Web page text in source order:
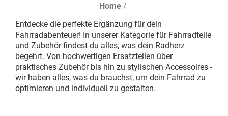
Home /
Entdecke die perfekte Ergänzung für dein
Fahrradabenteuer! In unserer Kategorie für Fahrradteile
und Zubehör findest du alles, was dein Radherz
begehrt. Von hochwertigen Ersatzteilen über
praktisches Zubehör bis hin zu stylischen Accessoires -
wir haben alles, was du brauchst, um dein Fahrrad zu
optimieren und individuell zu gestalten.